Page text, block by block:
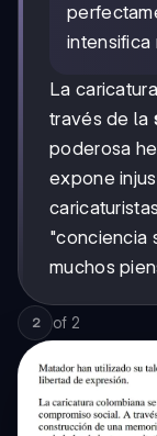
intensifica
La
través de la
poderosa
expone
"conciencia
muchos
2 of 2